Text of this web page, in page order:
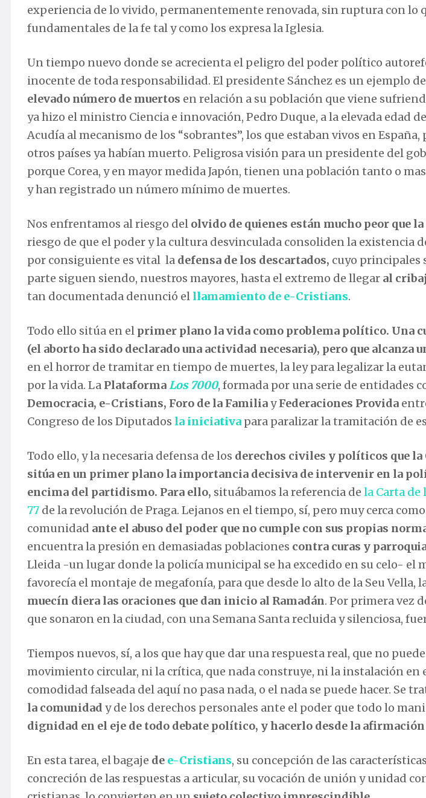
experiencia de lo vivido, permanentemente renovada, sin ruptura con lo
fundamentales de la fe tal y como los expresa la Iglesia.
Un tiempo nuevo donde se acrecienta el peligro del poder político
inocente de toda responsabilidad. El presidente Sánchez es un ejemplo
elevado número de muertos en relación a su población que viene
ya hizo el ministro Ciencia e innovación, Pedro Duque, a la elevada edad
Acudía al mecanismo de los “sobrantes”, los que estaban vivos en España,
otros países ya habían muerto. Peligrosa visión para un presidente del
porque Corea, y en mayor medida Japón, tienen una población tanto o
y han registrado un número mínimo de muertes.
Nos enfrentamos al riesgo del olvido de quienes están mucho peor que
riesgo de que el poder y la cultura desvinculada consoliden la existencia
por consiguiente es vital la defensa de los descartados, cuyo principales
parte siguen siendo, nuestros mayores, hasta el extremo de llegar al
tan documentada denunció el llamamiento de e-Cristians.
Todo ello sitúa en el primer plano la vida como problema político. Una
(el aborto ha sido declarado una actividad necesaria), pero que alcanza
en el horror de tramitar en tiempo de muertes, la ley para legalizar la
por la vida. La PlataformaLos 7000, formada por una serie de entidades
Democracia, e-Cristians, Foro de la FamiliayFederaciones Provida
Congreso de los Diputados la iniciativa para paralizar la tramitación de
Todo ello, y la necesaria defensa de los derechos civiles y políticos que
sitúa en un primer plano la importancia decisiva de intervenir en la
encima del partidismo. Para ello, situábamos la referencia de la Carta de
77 de la revolución de Praga. Lejanos en el tiempo, sí, pero muy cerca
comunidad ante el abuso del poder que no cumple con sus propias
encuentra la presión en demasiadas poblaciones contra curas y
Lleida -un lugar donde la policía municipal se ha excedido en su celo- el
favorecía el montaje de megafonía, para que desde lo alto de la Seu Vella,
muecín diera las oraciones que dan inicio al Ramadán. Por primera vez
que sonaron en la ciudad, con una Semana Santa recluida y silenciosa,
Tiempos nuevos, sí, a los que hay que dar una respuesta real, que no
movimiento circular, ni la crítica, que nada construye, ni la instalación en
comodidad falseada del aquí no pasa nada, o el nada se puede hacer. Se
la comunidad y de los derechos personales ante el poder que todo lo
dignidad en el eje de todo debate político, y hacerlo desde la
En esta tarea, el bagaje de e-Cristians, su concepción de las
concreción de las respuestas a articular, su vocación de unión y unidad